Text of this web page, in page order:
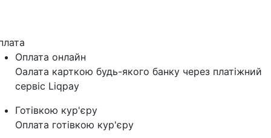
Оплата онлайн
Оалата карткою будь-якого банку через платіжний
сервіс Liqpay
Готівкою кур'єру
Оплата готівкою кур'єру